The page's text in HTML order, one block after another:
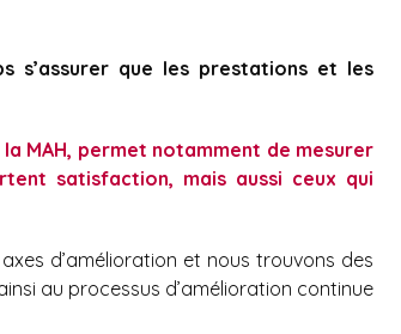
s’assurer que les prestations et les
MAH, permet notamment de mesurer
satisfaction, mais aussi ceux qui
d’amélioration et nous trouvons des
au processus d’amélioration continue